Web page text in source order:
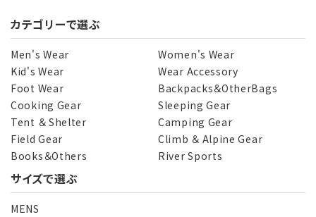
カテゴリーで選ぶ
Men's Wear
Women's Wear
Kid's Wear
Wear Accessory
Foot Wear
Backpacks＆OtherBags
Cooking Gear
Sleeping Gear
Tent ＆ Shelter
Camping Gear
Field Gear
Climb ＆ Alpine Gear
Books＆Others
River Sports
サイズで選ぶ
MENS